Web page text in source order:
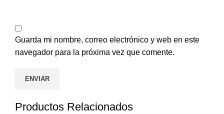
Guarda mi nombre, correo electrónico y web en este
navegador para la próxima vez que comente.
Productos Relacionados